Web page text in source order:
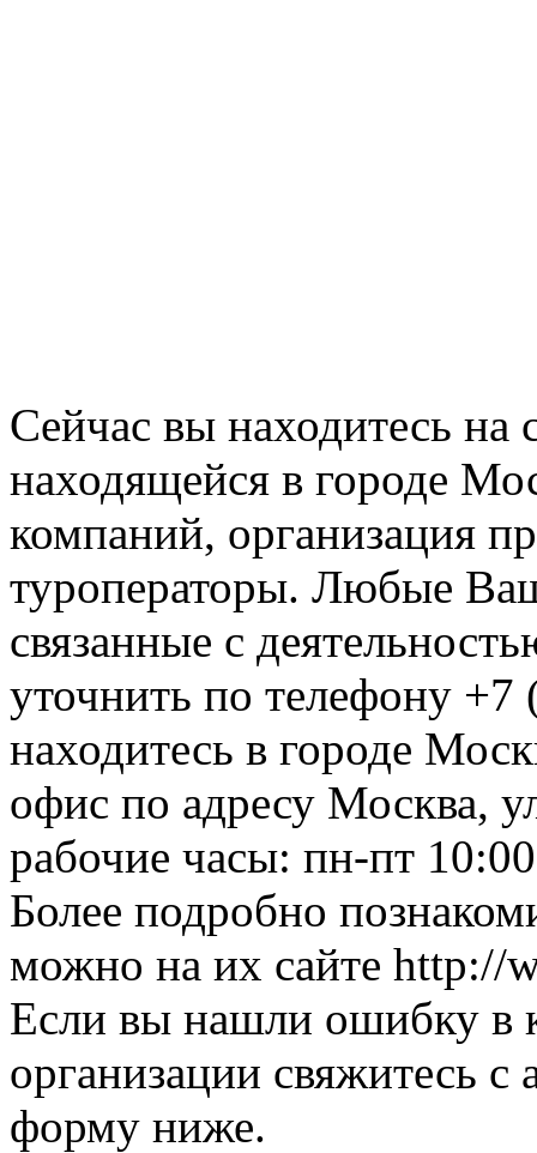
Сейчас вы находитесь на
находящейся в городе
компаний, организация
туроператоры. Любые
связанные с
уточнить по телефону
находитесь в городе
офис по адресу Москва,
рабочие часы: пн-пт
Более подробно
можно на их сайте http://
Если вы нашли ошибку в
организации свяжитесь
форму ниже.